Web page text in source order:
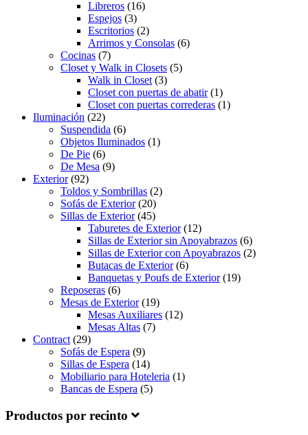
Libreros (16)
Espejos (3)
Escritorios (2)
Arrimos y Consolas (6)
Cocinas (7)
Closet y Walk in Closets (5)
Walk in Closet (3)
Closet con puertas de abatir(1)
Closet con puertas correderas (1)
Iluminación (22)
Suspendida (6)
Objetos Iluminados (1)
De Pie (6)
De Mesa (9)
Exterior(92)
Toldos y Sombrillas (2)
Sofás de Exterior(20)
Sillas de Exterior(45)
Taburetes de Exterior(12)
Sillas de Exterior sin Apoyabrazos (6)
Sillas de Exterior con Apoyabrazos (2)
Butacas de Exterior(6)
Banquetas y Poufs de Exterior(19)
Reposeras (6)
Mesas de Exterior(19)
Mesas Auxiliares (12)
Mesas Altas (7)
Contract (29)
Sofás de Espera (9)
Sillas de Espera (14)
Mobiliario para Hoteleria (1)
Bancas de Espera (5)
Productos por recinto